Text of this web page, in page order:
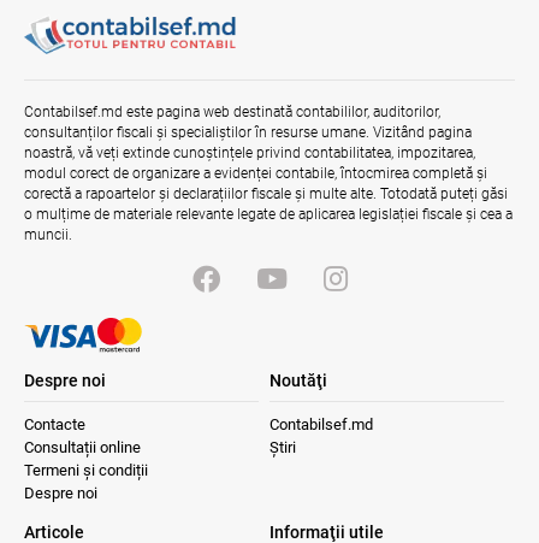
Contabilsef.md este pagina web destinată contabililor, auditorilor,
consultanților fiscali și specialiștilor în resurse umane. Vizitând pagina
noastră, vă veți extinde cunoștințele privind contabilitatea, impozitarea,
modul corect de organizare a evidenței contabile, întocmirea completă și
corectă a rapoartelor și declarațiilor fiscale și multe alte. Totodată puteți găsi
o mulțime de materiale relevante legate de aplicarea legislației fiscale și cea a
muncii.
Despre noi
Contacte
Consultații online
Termeni și condiții
Despre noi
Noutăţi
Contabilsef.md
Știri
Articole Informaţii utile